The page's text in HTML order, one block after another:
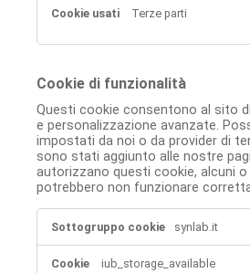
Terze parti
Cookie di funzionalità
Questi cookie consentono al sito
e personalizzazione avanzate.
impostati da noi o da provider di
sono stati aggiunto alle nostre
autorizzano questi cookie, alcuni
potrebbero non funzionare
Cookie
funzionalità
synlab.it
iub_storage_available